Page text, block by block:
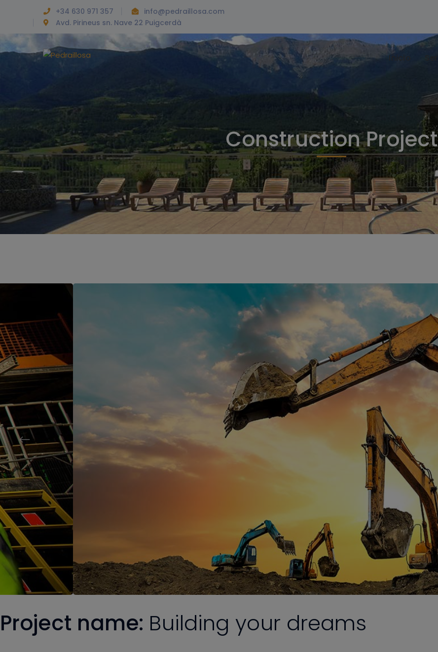
+34 630 971 357
info@pedraillosa.com
Avd. Pirineus sn. Nave 22 Puigcerdà
Inicio
Construction Project
Project name: Building your dreams